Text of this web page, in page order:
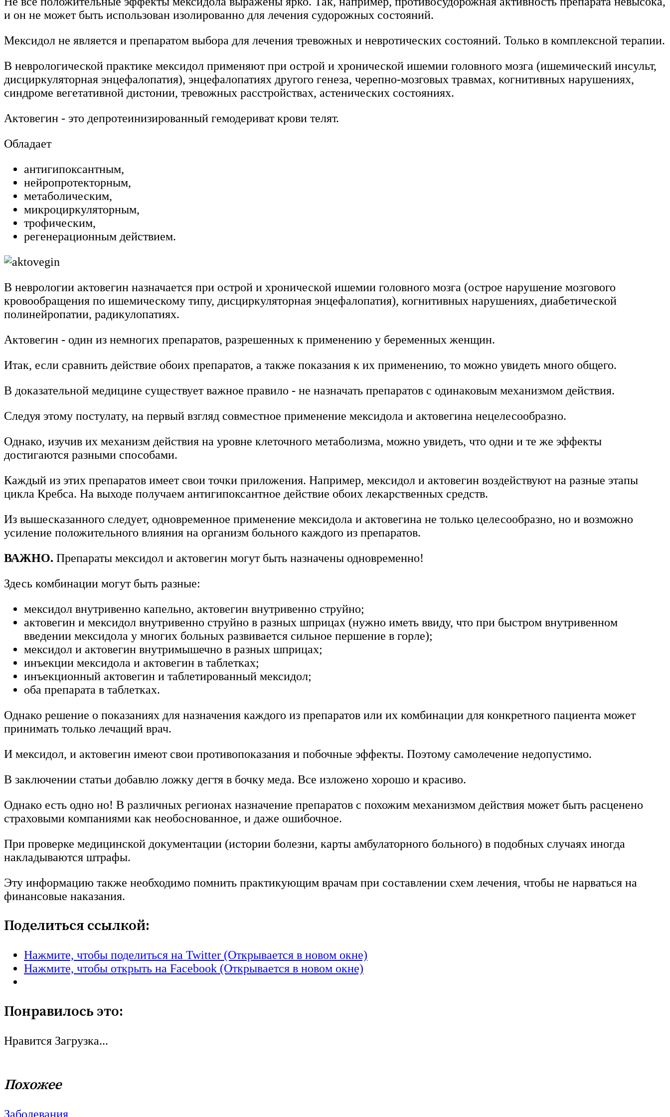
и он не может быть использован изолированно для лечения судорожных состояний.
Мексидол не является и препаратом выбора для лечения тревожных и невротических состояний. Только в комплексной терапии.
В неврологической практике мексидол применяют при острой и хронической ишемии головного мозга (ишемический инсульт,
дисциркуляторная энцефалопатия), энцефалопатиях другого генеза, черепно-мозговых травмах, когнитивных нарушениях,
синдроме вегетативной дистонии, тревожных расстройствах, астенических состояниях.
Актовегин - это депротеинизированный гемодериват крови телят.
Обладает
антигипоксантным,
нейропротекторным,
метаболическим,
микроциркуляторным,
трофическим,
регенерационным действием.
В неврологии актовегин назначается при острой и хронической ишемии головного мозга (острое нарушение мозгового
кровообращения по ишемическому типу, дисциркуляторная энцефалопатия), когнитивных нарушениях, диабетической
полинейропатии, радикулопатиях.
Актовегин - один из немногих препаратов, разрешенных к применению у беременных женщин.
Итак, если сравнить действие обоих препаратов, а также показания к их применению, то можно увидеть много общего.
В доказательной медицине существует важное правило - не назначать препаратов с одинаковым механизмом действия.
Следуя этому постулату, на первый взгляд совместное применение мексидола и актовегина нецелесообразно.
Однако, изучив их механизм действия на уровне клеточного метаболизма, можно увидеть, что одни и те же эффекты
достигаются разными способами.
Каждый из этих препаратов имеет свои точки приложения. Например, мексидол и актовегин воздействуют на разные этапы
цикла Кребса. На выходе получаем антигипоксантное действие обоих лекарственных средств.
Из вышесказанного следует, одновременное применение мексидола и актовегина не только целесообразно, но и возможно
усиление положительного влияния на организм больного каждого из препаратов.
ВАЖНО. Препараты мексидол и актовегин могут быть назначены одновременно!
Здесь комбинации могут быть разные:
мексидол внутривенно капельно, актовегин внутривенно струйно;
актовегин и мексидол внутривенно струйно в разных шприцах (нужно иметь ввиду, что при быстром внутривенном
введении мексидола у многих больных развивается сильное першение в горле);
мексидол и актовегин внутримышечно в разных шприцах;
инъекции мексидола и актовегин в таблетках;
инъекционный актовегин и таблетированный мексидол;
оба препарата в таблетках.
Однако решение о показаниях для назначения каждого из препаратов или их комбинации для конкретного пациента может
принимать только лечащий врач.
И мексидол, и актовегин имеют свои противопоказания и побочные эффекты. Поэтому самолечение недопустимо.
В заключении статьи добавлю ложку дегтя в бочку меда. Все изложено хорошо и красиво.
Однако есть одно но! В различных регионах назначение препаратов с похожим механизмом действия может быть расценено
страховыми компаниями как необоснованное, и даже ошибочное.
При проверке медицинской документации (истории болезни, карты амбулаторного больного) в подобных случаях иногда
накладываются штрафы.
Эту информацию также необходимо помнить практикующим врачам при составлении схем лечения, чтобы не нарваться на
финансовые наказания.
Поделиться ссылкой:
Нажмите, чтобы поделиться на Twitter (Открывается в новом окне)
Нажмите, чтобы открыть на Facebook (Открывается в новом окне)
Понравилось это:
Нравится Загрузка...
Похожее
Заболевания